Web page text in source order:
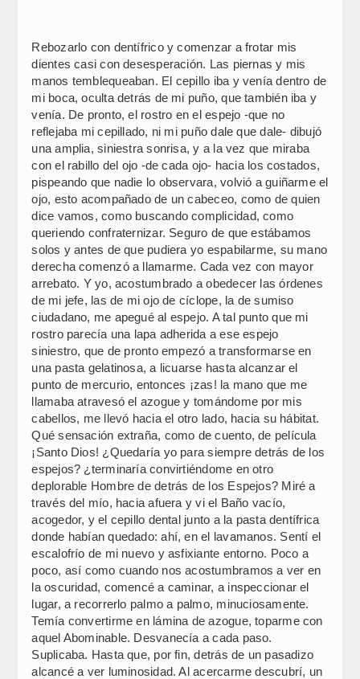
Rebozarlo con dentífrico y comenzar a frotar mis
dientes casi con desesperación. Las piernas y mis
manos temblequeaban. El cepillo iba y venía dentro de
mi boca, oculta detrás de mi puño, que también iba y
venía. De pronto, el rostro en el espejo -que no
reflejaba mi cepillado, ni mi puño dale que dale- dibujó
una amplia, siniestra sonrisa, y a la vez que miraba
con el rabillo del ojo -de cada ojo- hacia los costados,
pispeando que nadie lo observara, volvió a guiñarme el
ojo, esto acompañado de un cabeceo, como de quien
dice vamos, como buscando complicidad, como
queriendo confraternizar. Seguro de que estábamos
solos y antes de que pudiera yo espabilarme, su mano
derecha comenzó a llamarme. Cada vez con mayor
arrebato. Y yo, acostumbrado a obedecer las órdenes
de mi jefe, las de mi ojo de cíclope, la de sumiso
ciudadano, me apegué al espejo. A tal punto que mi
rostro parecía una lapa adherida a ese espejo
siniestro, que de pronto empezó a transformarse en
una pasta gelatinosa, a licuarse hasta alcanzar el
punto de mercurio, entonces ¡zas! la mano que me
llamaba atravesó el azogue y tomándome por mis
cabellos, me llevó hacia el otro lado, hacia su hábitat.
Qué sensación extraña, como de cuento, de película
¡Santo Dios! ¿Quedaría yo para siempre detrás de los
espejos? ¿terminaría convirtiéndome en otro
deplorable Hombre de detrás de los Espejos? Miré a
través del mío, hacia afuera y vi el Baño vacío,
acogedor, y el cepillo dental junto a la pasta dentífrica
donde habían quedado: ahí, en el lavamanos. Sentí el
escalofrío de mi nuevo y asfixiante entorno. Poco a
poco, así como cuando nos acostumbramos a ver en
la oscuridad, comencé a caminar, a inspeccionar el
lugar, a recorrerlo palmo a palmo, minuciosamente.
Temía convertirme en lámina de azogue, toparme con
aquel Abominable. Desvanecía a cada paso.
Suplicaba. Hasta que, por fin, detrás de un pasadizo
alcancé a ver luminosidad. Al acercarme descubrí, un